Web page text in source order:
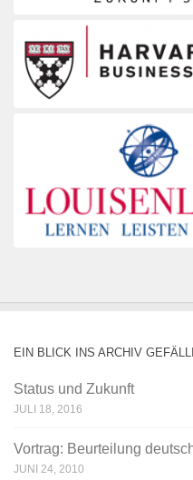
EIN BLICK INS ARCHIV
Status und Zukunft
JULI 18, 2016
Vortrag: Beurteilung
JUNI 24, 2010